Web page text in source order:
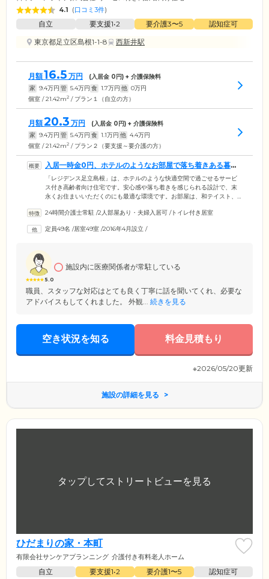
4.1 (口コミ3件)
自立 要支援1•2 要介護3〜5
認知症可
東京都足立区島根1-1-8
西新井駅
月額16.5 万円 (入居金 0円) + 介護保険料
家 9.4万円 管 5.4万円 食 1.7万円 他 0万円
個室 / 21.42m2 / プラン１（自立の方）
月額20.3 万円 (入居金 0円) + 介護保険料
家 9.4万円 管 5.4万円 食 1.1万円 他 4.4万円
個室 / 21.42m2 / プラン２（要支援～要介護の方）
入居一時金0円、ホテルのようなお部屋で落ち着きある暮ら
しをご提案します
「レジデンス足立島根」は、ホテルのような快適空間で過ごせるサービ
ス付き高齢者向け住宅です。安心感や落ち着きを感じられる設計で、末
永くお住まいいただくのにも最適な環境です。お部屋は、和テイスト、
ています。共用スペースの浴室も、お一人ずつご利用いただける個浴の
ポートを受けながら気持ちよくご入浴できます。安心＆快適な空間で自
24時間介護士常駐 /2人部屋あり・夫婦入居可 /トイレ付き居室
定員49名 /居室49室 /2016年4月設立 /
5.0
施設内に医療関係者が常駐している
職員、スタッフな対応はとても良く丁寧に話を聞いてくれ、必要な
アドバイスもしてくれました。 外観... 続きを見る
空き状況を知る 料金見積もり
※2026/05/20更新
施設の詳細を見る
ひだまりの家・本町
有限会社サンケアプランニング 介護付き有料老人ホーム
自立 要支援1•2 要介護1〜5
認知症可